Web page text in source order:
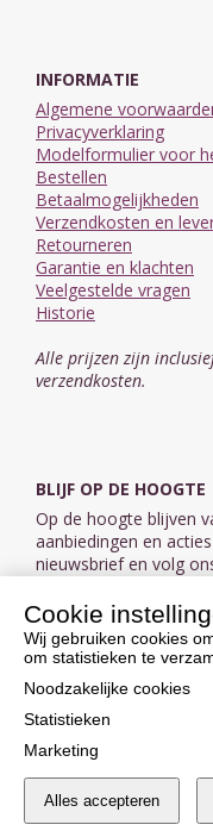
INFORMATIE
Algemene
Privacyverklaring
Modelformulier voor
Bestellen
Betaalmogelijkheden
Verzendkosten en
Retourneren
Garantie en klachten
Veelgestelde vragen
Historie
Alle prijzen zijn
verzendkosten.
BLIJF OP DE HOOGTE
Op de hoogte blijven
aanbiedingen en
nieuwsbrief en volg
VOLG ONS OP SOCIAL
Cookie instellingen
Cookie
Wij gebruiken cookies
om statistieken te
Noodzakelijke cookies
Statistieken
Marketing
Alles accepteren